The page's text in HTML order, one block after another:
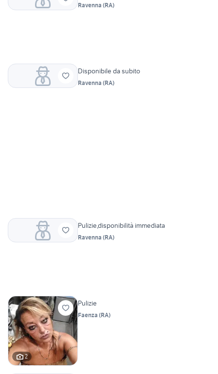
Ravenna (RA)
Disponibile da subito
Ravenna (RA)
Pulizie,disponibilità immediata
Ravenna (RA)
2
Pulizie
Faenza (RA)